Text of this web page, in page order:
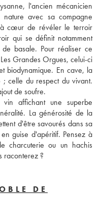
l'ancien mécanicien
avec sa compagne
cœur de révéler le terroir
qui se définit notamment
basale. Pour réaliser ce
Grandes Orgues, celui-ci
biodynamique. En cave, la
celle du respect du vivant.
de soufre.
affichant une superbe
La générosité de la
d'être savourés dans sa
guise d'apéritif. Pensez à
charcuterie ou un hachis
raconterez ?
DE